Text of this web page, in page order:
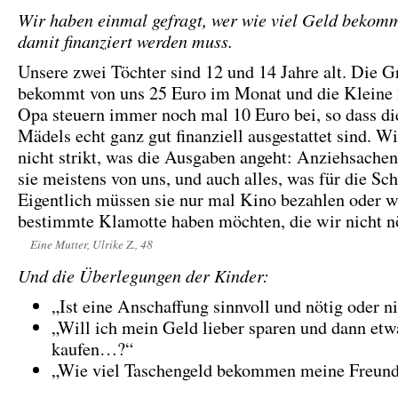
Wir haben einmal gefragt, wer wie viel Geld
damit finanziert werden muss.
Unsere zwei Töchter sind 12 und 14 Jahre alt. Die
bekommt von uns 25 Euro im Monat und die Kleine
Opa steuern immer noch mal 10 Euro bei, so dass
Mädels echt ganz gut finanziell ausgestattet sind.
nicht strikt, was die Ausgaben angeht:
sie meistens von uns, und auch alles, was für die
Eigentlich müssen sie nur mal Kino bezahlen oder
bestimmte Klamotte haben möchten, die wir nicht
Eine Mutter, Ulrike Z., 48
Und die Überlegungen der Kinder:
„Ist eine Anschaffung sinnvoll und nötig oder
„Will ich mein Geld lieber sparen und dann
kaufen…?“
„Wie viel Taschengeld bekommen meine